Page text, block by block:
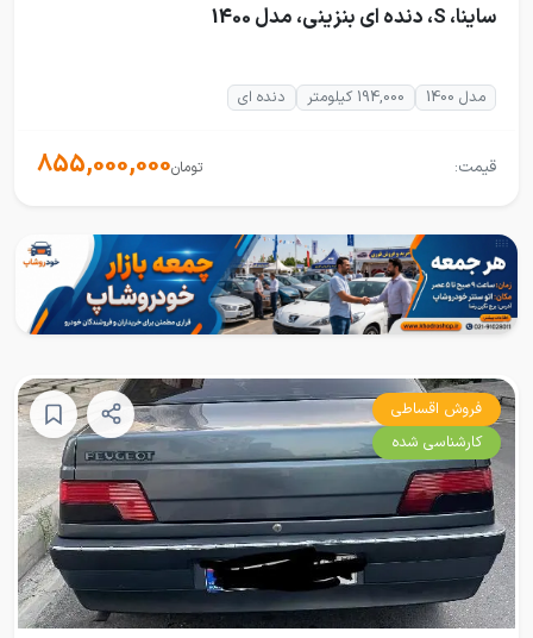
ساینا، S، دنده ای بنزینی، مدل 1400
مدل 1400 194,000 کیلومتر دنده ای
قیمت: 855,000,000تومان
فروش اقساطی
کارشناسی شده